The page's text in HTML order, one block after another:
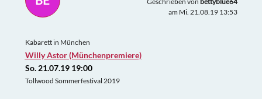
am Mi. 21.08.19 13:53
Kabarett in München
Willy Astor (Münchenpremiere)
So. 21.07.19 19:00
Tollwood Sommerfestival 2019